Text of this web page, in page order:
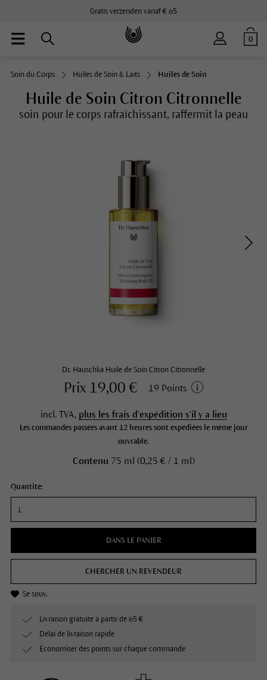
Gratis verzenden vanaf € 65
0
Soin du Corps Huiles de Soin & Laits Huiles de Soin
Huile de Soin Citron Citronnelle
soin pour le corps rafraîchissant, raffermit la peau
Dr. Hauschka Huile de Soin Citron Citronnelle
Prix 19,00 € 19 Points
incl. TVA, plus les frais d'expédition s'il y a lieu
Les commandes passées avant 12 heures sont expédiées le même jour
ouvrable.
Contenu 75 ml (0,25 € / 1 ml)
Quantité:
DANS LE PANIER
CHERCHER UN REVENDEUR
Se souv.
Livraison gratuite à partir de 65 €
Délai de livraison rapide
Économiser des points sur chaque commande